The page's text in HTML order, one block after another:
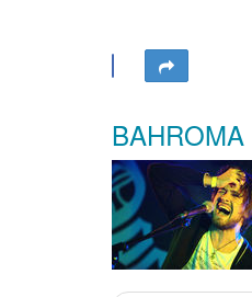
BAHROMA